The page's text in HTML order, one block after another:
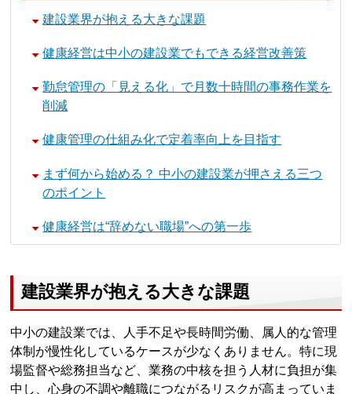
建設業界が抱える大きな課題
健康経営は中小の建設業でもできる経営改善策
勤怠管理の「見える化」で月数十時間の事務作業を
削減
健康管理の仕組み化で定着率向上を目指す
まず何から始める？ 中小の建設業が押さえる三つ
のポイント
健康経営は“辞めない職場”への第一歩
建設業界が抱える大きな課題
中小の建設業では、人手不足や長時間労働、属人的な管理
体制が慢性化しているケースが少なくありません。特に現
場監督や総務担当など、業務の中核を担う人材に負担が集
中し、心身の不調や離職につながるリスクが高まっていま